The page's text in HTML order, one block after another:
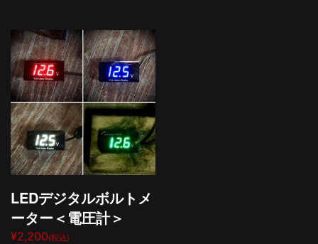
LEDデジタルボルトメ
ーター＜電圧計＞
¥2,200(税込)